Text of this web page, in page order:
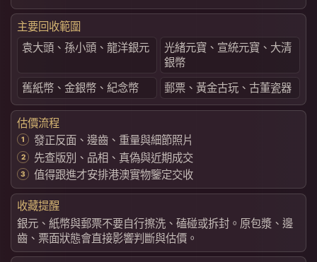
主要回收範圍
袁大頭、孫小頭、龍洋銀元
光緒元寶、宣統元寶、大清
銀幣
舊紙幣、金銀幣、紀念幣
郵票、黃金古玩、古董瓷器
估價流程
發正反面、邊齒、重量與細節照片
先查版別、品相、真偽與近期成交
值得跟進才安排港澳實物鑒定交收
收藏提醒
銀元、紙幣與郵票不要自行擦洗、磕碰或拆封。原包漿、邊
齒、票面狀態會直接影響判斷與估價。